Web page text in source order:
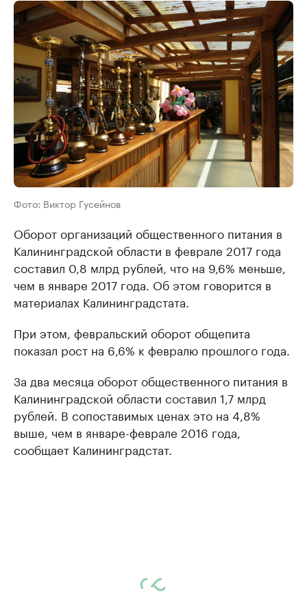
Фото: Виктор Гусейнов
Оборот организаций общественного питания в
Калининградской области в феврале 2017 года
составил 0,8 млрд рублей, что на 9,6% меньше,
чем в январе 2017 года. Об этом говорится в
материалах Калининградстата.
При этом, февральский оборот общепита
показал рост на 6,6% к февралю прошлого года.
За два месяца оборот общественного питания в
Калининградской области составил 1,7 млрд
рублей. В сопоставимых ценах это на 4,8%
выше, чем в январе-феврале 2016 года,
сообщает Калининградстат.